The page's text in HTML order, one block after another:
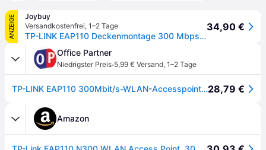
ANZEIGE
Joybuy
Versandkostenfrei, 1–2 Tage
TP-LINK EAP110 Deckenmontage 300 Mbps WLAN Access Point
34,90 €
Office Partner
Niedrigster Preis·5,99 € Versand, 1–2 Tage
TP-LINK EAP110 300Mbit/s-WLAN-Accesspoint zur Deckenmontage28,79 €
Amazon